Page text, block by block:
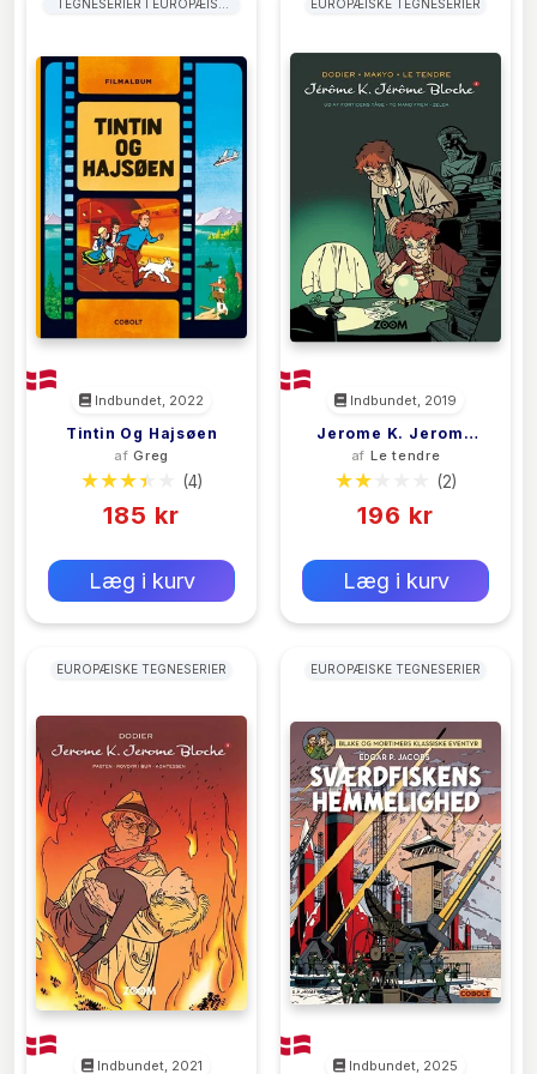
TEGNESERIER I EUROPÆISK
Indbundet, 2022
Tintin Og Hajsøen
afGreg
(4)
185 kr
Læg i kurv
EUROPÆISKE TEGNESERIER
Indbundet, 2019
Jerome K. Jerome
Bloche 2
af Le tendre
(2)
196 kr
Læg i kurv
EUROPÆISKE TEGNESERIER
Indbundet, 2021
EUROPÆISKE TEGNESERIER
Indbundet, 2025